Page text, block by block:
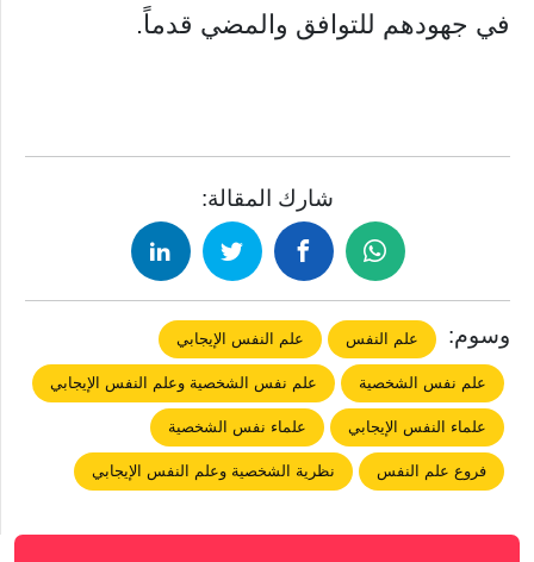
في جهودهم للتوافق والمضي قدماً.
شارك المقالة:
وسوم: علم النفس علم النفس الإيجابي
علم نفس الشخصية علم نفس الشخصية وعلم النفس الإيجابي
علماء النفس الإيجابي علماء نفس الشخصية
فروع علم النفس نظرية الشخصية وعلم النفس الإيجابي